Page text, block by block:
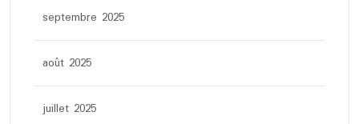
septembre 2025
août 2025
juillet 2025